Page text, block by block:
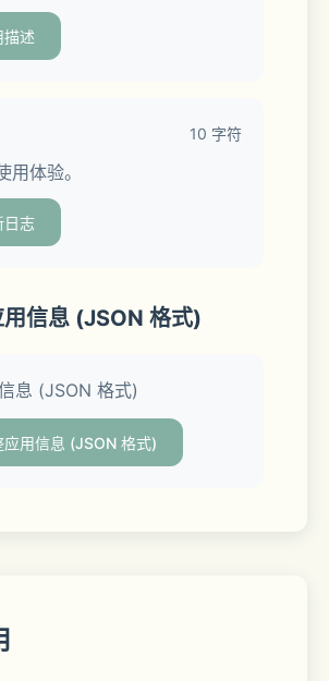
- 将选中的图片即时压缩为一
分享 ZIP 文件
- 双击缩放、左右滑动浏览已
- 提供多种主题配色，个性化
描述
10 字符
用体验。
日志
用信息 (JSON 格式)
息 (JSON 格式)
应用信息 (JSON 格式)